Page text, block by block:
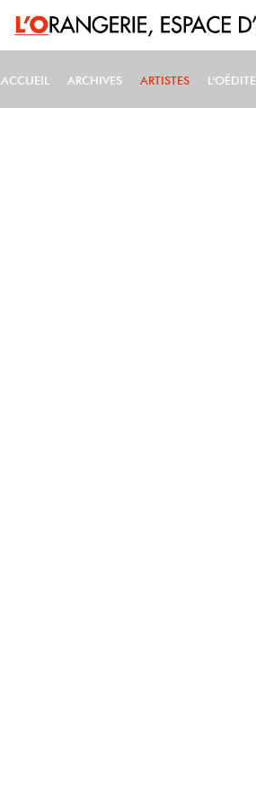
MAIN NAVIGATION
ACCUEIL ARCHIVES ARTISTES L'OÉDITE